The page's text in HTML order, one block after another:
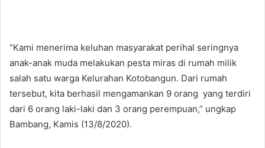
“Kami menerima keluhan masyarakat perihal seringnya
anak-anak muda melakukan pesta miras di rumah milik
salah satu warga Kelurahan Kotobangun. Dari rumah
tersebut, kita berhasil mengamankan 9 orang yang terdiri
dari 6 orang laki-laki dan 3 orang perempuan,” ungkap
Bambang, Kamis (13/8/2020).